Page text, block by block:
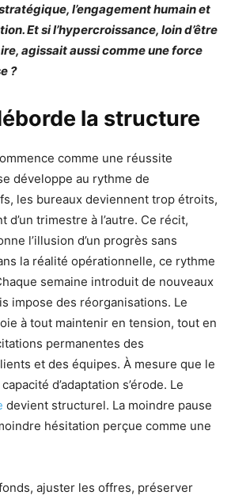
l’engagement humain et
Et si l’hypercroissance, loin d’être
agissait aussi comme une force
?
la structure
comme une réussite
développe au rythme de
les bureaux deviennent trop étroits,
d’un trimestre à l’autre. Ce récit,
l’illusion d’un progrès sans
la réalité opérationnelle, ce rythme
semaine introduit de nouveaux
impose des réorganisations. Le
à tout maintenir en tension, tout en
permanentes des
et des équipes. À mesure que le
d’adaptation s’érode. Le
devient structurel. La moindre pause
hésitation perçue comme une
ajuster les offres, préserver